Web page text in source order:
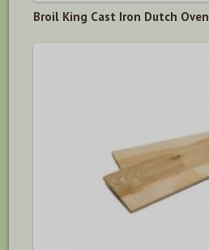
Broil King Cast Iron Dutch Oven